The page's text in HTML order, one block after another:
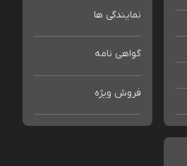
نمایندگی ها
گواهی نامه
فروش ویژه